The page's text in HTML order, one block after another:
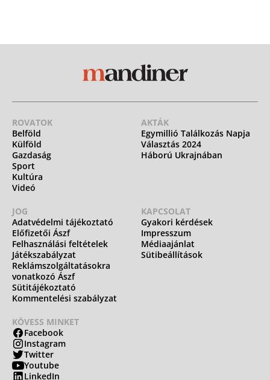
ROVATOK
Belföld
Külföld
Gazdaság
Sport
Kultúra
Videó
AKTÁK
Egymillió Találkozás Napja
Választás 2024
Háború Ukrajnában
JOG
Adatvédelmi tájékoztató
Előfizetői Ászf
Felhasználási feltételek
Játékszabályzat
Reklámszolgáltatásokra
vonatkozó Ászf
Sütitájékoztató
Kommentelési szabályzat
KAPCSOLAT
Gyakori kérdések
Impresszum
Médiaajánlat
Sütibeállítások
KÖVESS MINKET
Facebook
Instagram
Twitter
Youtube
LinkedIn